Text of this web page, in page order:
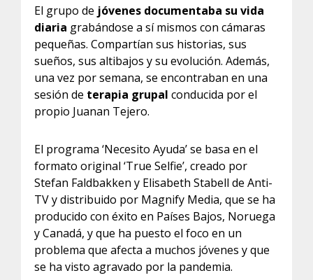
El grupo de jóvenes documentaba su vida
diaria grabándose a sí mismos con cámaras
pequeñas. Compartían sus historias, sus
sueños, sus altibajos y su evolución. Además,
una vez por semana, se encontraban en una
sesión de terapia grupal conducida por el
propio Juanan Tejero.
El programa ‘Necesito Ayuda’ se basa en el
formato original ‘True Selfie’, creado por
Stefan Faldbakken y Elisabeth Stabell de Anti-
TV y distribuido por Magnify Media, que se ha
producido con éxito en Países Bajos, Noruega
y Canadá, y que ha puesto el foco en un
problema que afecta a muchos jóvenes y que
se ha visto agravado por la pandemia.